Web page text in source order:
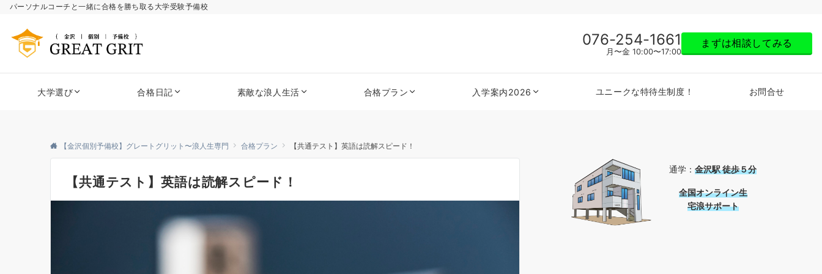
パーソナルコーチと一緒に合格を勝ち取る大学受験予備校
076-254-1661
月〜金 10:00〜17:00
まずは相談してみる
大学選び 合格日記 素敵な浪人生活 合格プラン 入学案内2026 ユニークな特待生制度！ お問合せ
【金沢個別予備校】グレートグリット〜浪人生専門 合格プラン 【共通テスト】英語は読解スピード！
【共通テスト】英語は読解スピード！
通学：金沢駅 徒歩５分
全国オンライン生
宅浪サポート